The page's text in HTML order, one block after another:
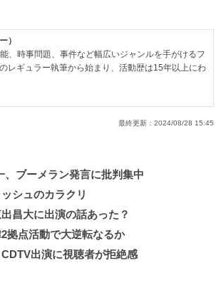
）
、時事問題、事件など幅広いジャンルを手がけるフ
レギュラー執筆から始まり、活動歴は15年以上にわ
最終更新： 2024/08/28 15:45
、ブーメラン発言に批判集中
シュのカラクリ
昌大に出演の話あった？
拠点活動で大逆転なるか
出演に視聴者が拒絶感